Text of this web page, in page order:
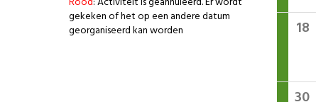
gekeken of het op een andere datum
georganiseerd kan worden
18